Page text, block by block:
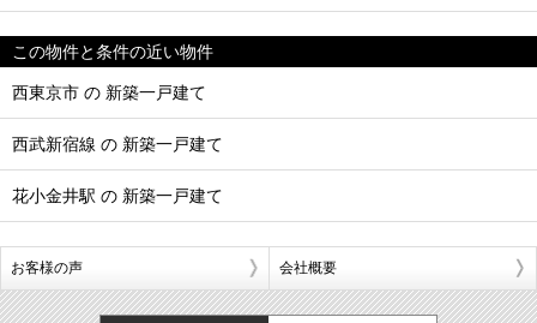
この物件と条件の近い物件
西東京市 の 新築一戸建て
西武新宿線 の 新築一戸建て
花小金井駅 の 新築一戸建て
お客様の声 会社概要